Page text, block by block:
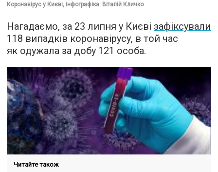
Коронавірус у Києві, інфографіка: Віталій Кличко
Нагадаємо, за 23 липня у Києві зафіксували
118 випадків коронавірусу, в той час
як одужала за добу 121 особа.
Читайте також